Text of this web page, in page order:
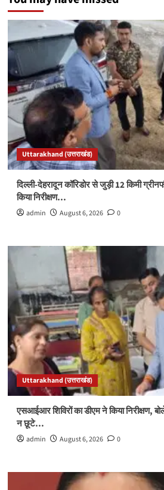
Uttarakhand (उत्तराखंड)
दिल्ली-देहरादून कॉरिडोर से जुड़ी 12 किमी
किया निरीक्षण…
admin August 6, 2026 0
Uttarakhand (उत्तराखंड)
एसआईआर शिविरों का डीएम ने किया निरीक्षण,
न छूटे…
admin August 6, 2026 0